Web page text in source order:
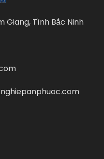
Giang, Tình Bắc Ninh